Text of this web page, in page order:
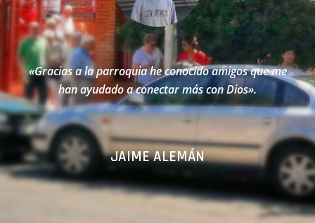
«Gracias a la parroquia he conocido amigos que me
han ayudado a conectar más con Dios».
JAIME ALEMÁN